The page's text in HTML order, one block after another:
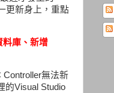
更新身上，重點
料庫、新增
無法新
的Visual Studio